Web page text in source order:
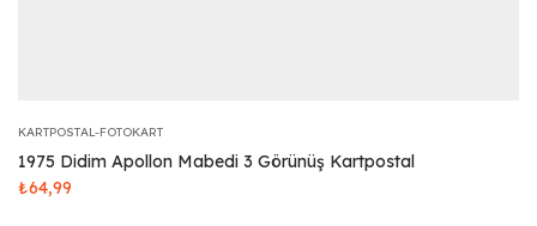
KARTPOSTAL-FOTOKART
1975 Didim Apollon Mabedi 3 Görünüş Kartpostal
₺64,99